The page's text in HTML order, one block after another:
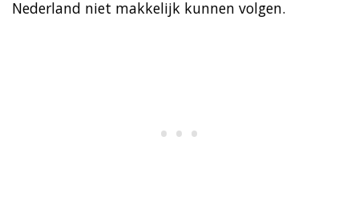
Nederland niet makkelijk kunnen volgen.